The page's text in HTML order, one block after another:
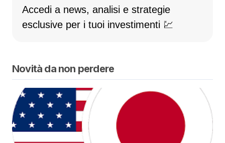
Accedi a news, analisi e strategie
esclusive per i tuoi investimenti 💹
Novità da non perdere